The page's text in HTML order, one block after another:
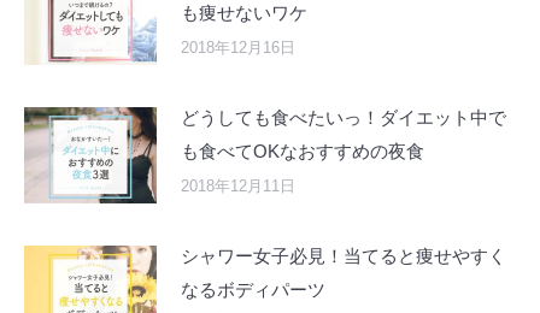
も痩せないワケ
2018年12月16日
どうしても食べたいっ！ダイエット中で
も食べてOKなおすすめの夜食
2018年12月11日
シャワー女子必見！当てると痩せやすく
なるボディパーツ